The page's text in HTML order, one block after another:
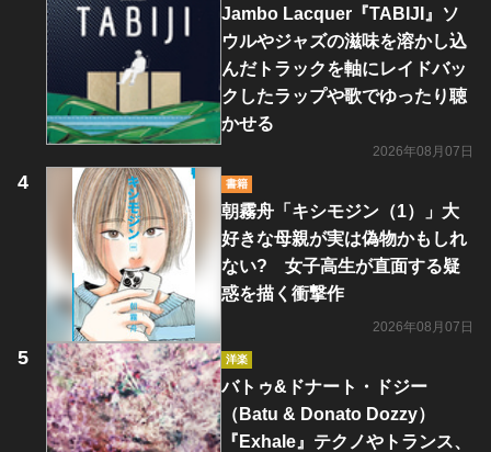
Jambo Lacquer『TABIJI』ソ
ウルやジャズの滋味を溶かし込
んだトラックを軸にレイドバッ
クしたラップや歌でゆったり聴
かせる
2026年08月07日
書籍
朝霧舟「キシモジン（1）」大
好きな母親が実は偽物かもしれ
ない? 女子高生が直面する疑
惑を描く衝撃作
2026年08月07日
洋楽
バトゥ&ドナート・ドジー
（Batu & Donato Dozzy）
『Exhale』テクノやトランス、